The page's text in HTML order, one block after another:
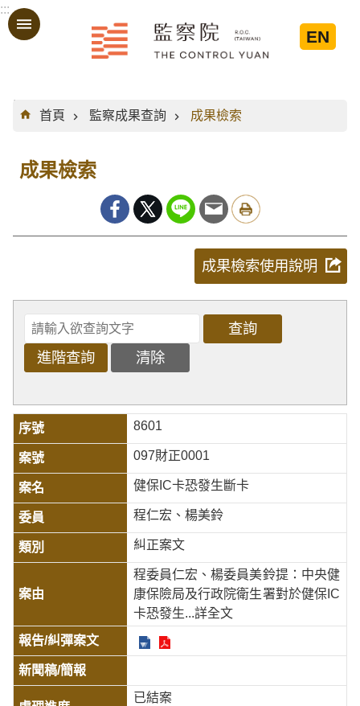
跳到主要內容區塊
:::
EN
:::
首頁
監察成果查詢 成果檢索
成果檢索
成果檢索使用說明
8601
097財正0001
健保IC卡恐發生斷卡
程仁宏、楊美鈴
糾正案文
程委員仁宏、楊委員美鈴提：中央健
康保險局及行政院衛生署對於健保IC
卡恐發生...詳全文
已結案